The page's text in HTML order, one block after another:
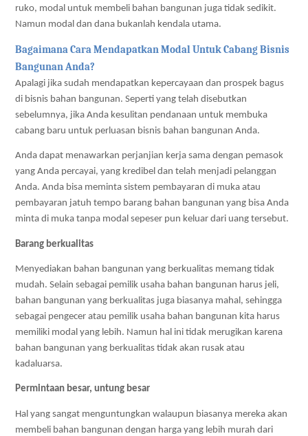
ruko, modal untuk membeli bahan bangunan juga tidak sedikit.
Namun modal dan dana bukanlah kendala utama.
Bagaimana Cara Mendapatkan Modal Untuk Cabang Bisnis
Bangunan Anda?
Apalagi jika sudah mendapatkan kepercayaan dan prospek bagus
di bisnis bahan bangunan. Seperti yang telah disebutkan
sebelumnya, jika Anda kesulitan pendanaan untuk membuka
cabang baru untuk perluasan bisnis bahan bangunan Anda.
Anda dapat menawarkan perjanjian kerja sama dengan pemasok
yang Anda percayai, yang kredibel dan telah menjadi pelanggan
Anda. Anda bisa meminta sistem pembayaran di muka atau
pembayaran jatuh tempo barang bahan bangunan yang bisa Anda
minta di muka tanpa modal sepeser pun keluar dari uang tersebut.
Barang berkualitas
Menyediakan bahan bangunan yang berkualitas memang tidak
mudah. Selain sebagai pemilik usaha bahan bangunan harus jeli,
bahan bangunan yang berkualitas juga biasanya mahal, sehingga
sebagai pengecer atau pemilik usaha bahan bangunan kita harus
memiliki modal yang lebih. Namun hal ini tidak merugikan karena
bahan bangunan yang berkualitas tidak akan rusak atau
kadaluarsa.
Permintaan besar, untung besar
Hal yang sangat menguntungkan walaupun biasanya mereka akan
membeli bahan bangunan dengan harga yang lebih murah dari